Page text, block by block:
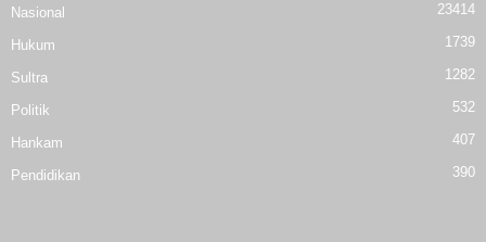
Nasional 23414
Hukum 1739
Sultra 1282
Politik 532
Hankam 407
Pendidikan 390